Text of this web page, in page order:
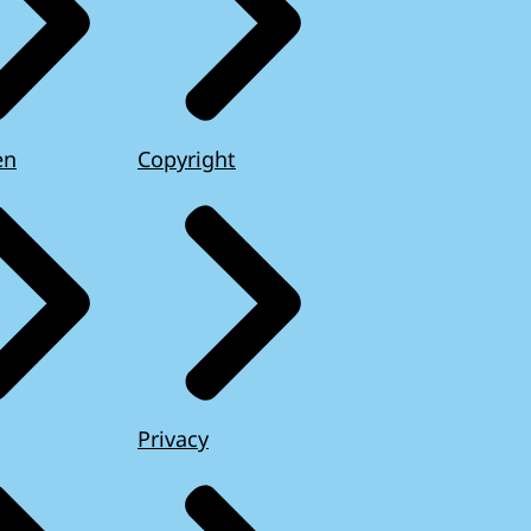
Copyright
Privacy